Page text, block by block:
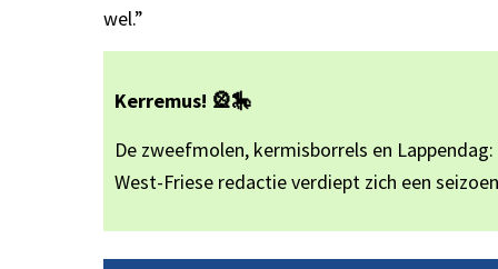
wel.”
Kerremus! 🎡🎠
De zweefmolen, kermisborrels en
West-Friese redactie verdiept zich een